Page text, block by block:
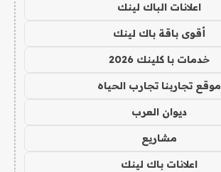
اعلانات الباك لينك
أقوى باقة باك لينك
خدمات با كلينك 2026
موقع تجاربنا تجارب الحياه
ديوان العرب
مشاريع
اعلانات باك لينك